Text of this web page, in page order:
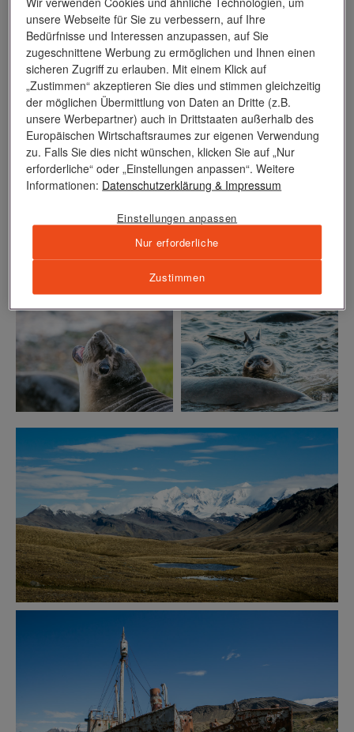
unsere Webseite für Sie zu verbessern, auf Ihre
Bedürfnisse und Interessen anzupassen, auf Sie
zugeschnittene Werbung zu ermöglichen und Ihnen einen
sicheren Zugriff zu erlauben. Mit einem Klick auf
„Zustimmen“ akzeptieren Sie dies und stimmen gleichzeitig
der möglichen Übermittlung von Daten an Dritte (z.B.
unsere Werbepartner) auch in Drittstaaten außerhalb des
Europäischen Wirtschaftsraumes zur eigenen Verwendung
zu. Falls Sie dies nicht wünschen, klicken Sie auf „Nur
erforderliche“ oder „Einstellungen anpassen“. Weitere
Informationen: Datenschutzerklärung & Impressum
Einstellungen anpassen
Nur erforderliche
Zustimmen